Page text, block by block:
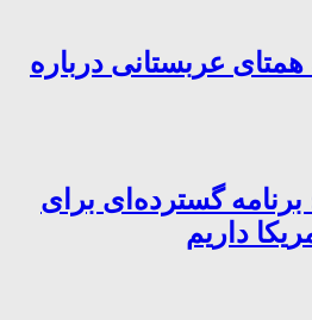
عربستانی درباره
گسترده‌ای برای
داریم